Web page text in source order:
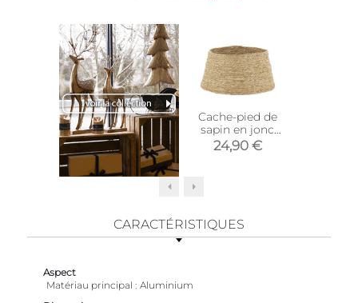
Cache-pied de
sapin en jonc
naturel (Ø 50)
24,90 €
CARACTÉRISTIQUES
Aspect
Matériau principal
Aluminium